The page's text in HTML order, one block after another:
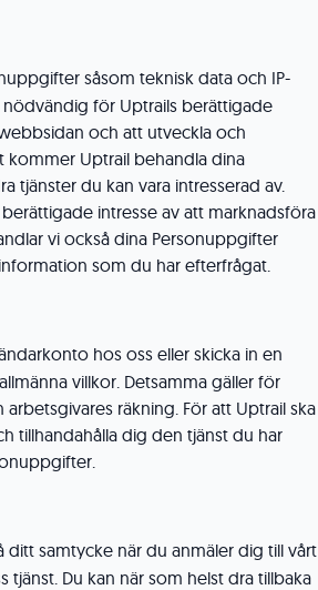
såsom teknisk data och IP-
för Uptrails berättigade
och att utveckla och
kommer Uptrail behandla dina
tjänster du kan vara intresserad av.
intresse av att marknadsföra
vi också dina Personuppgifter
som du har efterfrågat.
hos oss eller skicka in en
villkor. Detsamma gäller för
räkning. För att Uptrail ska
tillhandahålla dig den tjänst du har
samtycke när du anmäler dig till vårt
Du kan när som helst dra tillbaka